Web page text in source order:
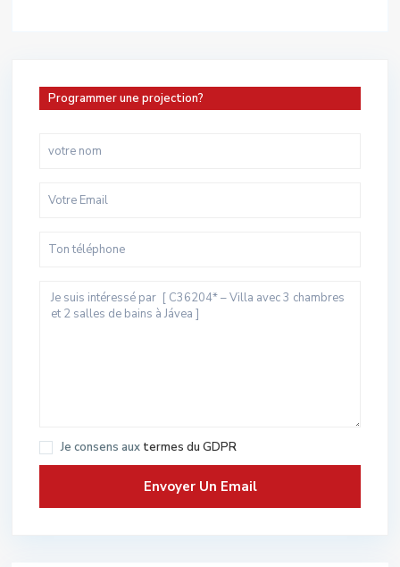
Programmer une projection?
Je consens aux termes du GDPR